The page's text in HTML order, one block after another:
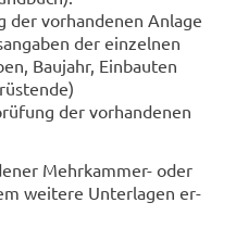
der vor­han­de­nen An­la­ge
der ein­zel­nen
Bau­jahr, Ein­bau­ten
der vor­han­de­nen
Mehrkammer-​ oder
wei­te­re Un­ter­la­gen er­